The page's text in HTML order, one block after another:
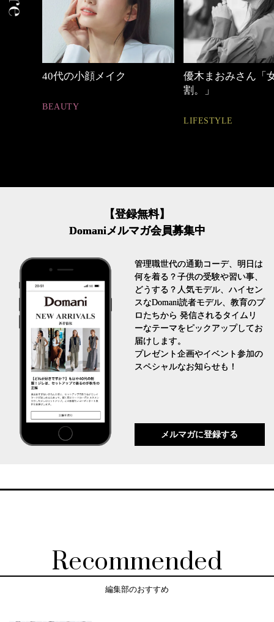
優木まおみさん「女の時間
働く女性のバッグ
【登録無料】
Domaniメルマガ会員募集中
管理職世代の通勤コーデ、明日は
何を着る？子供の受験や習い事、
どうする？人気モデル、ハイセン
スなDomani読者モデル、教育のプ
ロたちから 発信されるタイムリ
ーなテーマをピックアップしてお
届けします。
プレゼント企画やイベント参加の
スペシャルなお知らせも！
メルマガに登録する
Recommended
編集部のおすすめ